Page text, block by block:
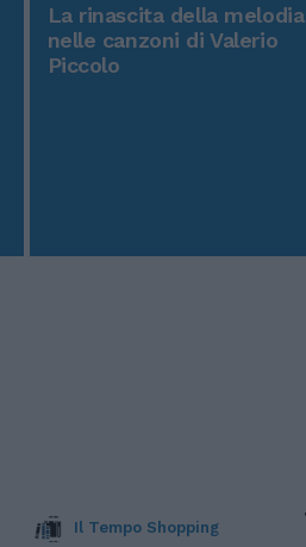
La rinascita della melodia
nelle canzoni di Valerio
Piccolo
Il Tempo Shopping